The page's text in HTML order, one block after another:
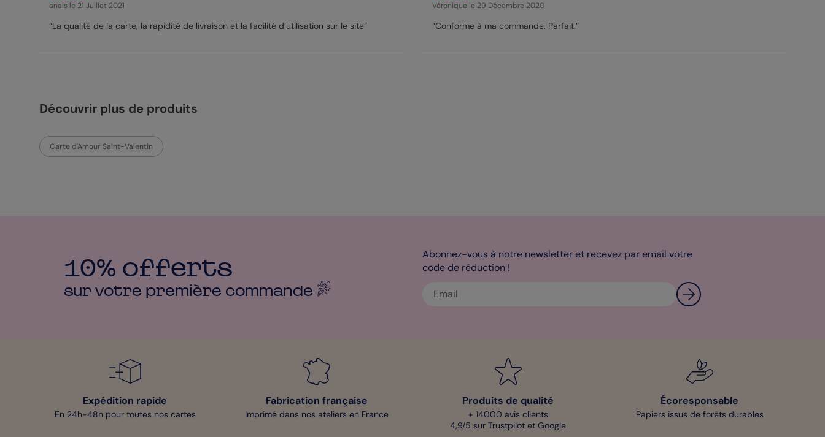
anais le 21 Juillet 2021
“La qualité de la carte, la rapidité de livraison et la facilité d’utilisation sur le site”
Véronique le 29 Décembre 2020
“Conforme à ma commande. Parfait.”
Découvrir plus de produits
Carte d'Amour Saint-Valentin
10% offerts
sur votre première commande
Abonnez-vous à notre newsletter et recevez par email votre
code de réduction !
Expédition rapide
En 24h-48h pour toutes nos cartes
Fabrication française
Imprimé dans nos ateliers en France
Produits de qualité
+ 14000 avis clients
4,9/5 sur Trustpilot et Google
Écoresponsable
Papiers issus de forêts durables